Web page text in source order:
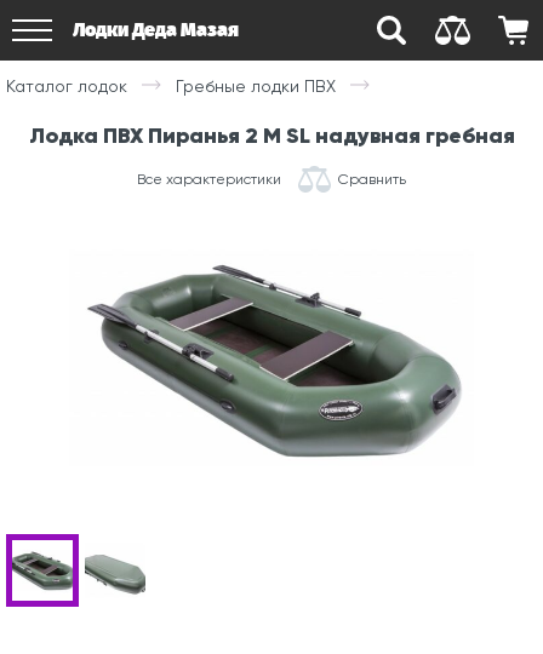
Лодки Деда Мазая
Каталог лодок Гребные лодки ПВХ
Лодка ПВХ Пиранья 2 M SL надувная гребная
Все характеристики Сравнить